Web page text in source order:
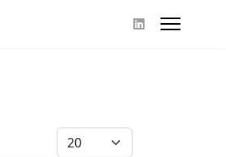
Cantidad